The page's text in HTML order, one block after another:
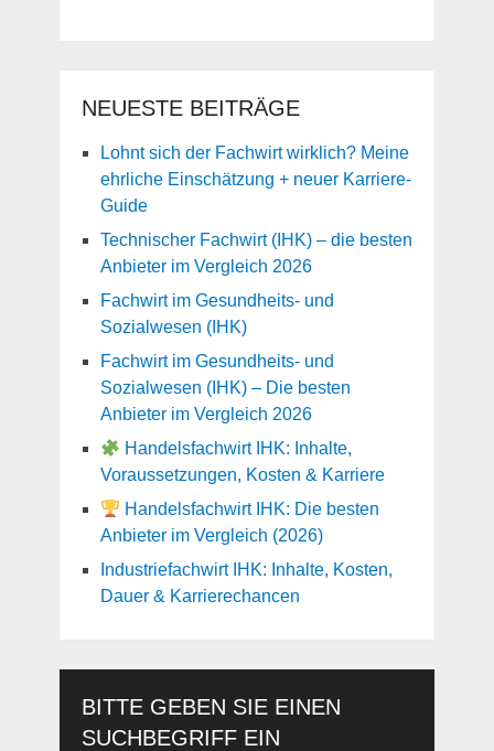
NEUESTE BEITRÄGE
Lohnt sich der Fachwirt wirklich? Meine
ehrliche Einschätzung + neuer Karriere-
Guide
Technischer Fachwirt (IHK) – die besten
Anbieter im Vergleich 2026
Fachwirt im Gesundheits- und
Sozialwesen (IHK)
Fachwirt im Gesundheits- und
Sozialwesen (IHK) – Die besten
Anbieter im Vergleich 2026
Handelsfachwirt IHK: Inhalte,
Voraussetzungen, Kosten & Karriere
Handelsfachwirt IHK: Die besten
Anbieter im Vergleich (2026)
Industriefachwirt IHK: Inhalte, Kosten,
Dauer & Karrierechancen
BITTE GEBEN SIE EINEN
SUCHBEGRIFF EIN